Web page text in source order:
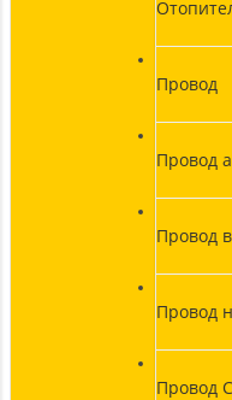
Провод
Провод
Провод
Провод
Провод